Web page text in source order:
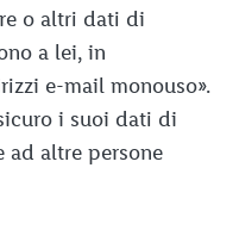
o altri dati di
a lei, in
e-mail monouso».
i suoi dati di
ad altre persone